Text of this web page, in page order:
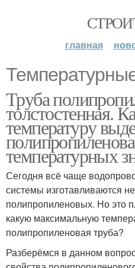
главная
Труба
толстостенная.
температуру
температурных
Сегодня всё чаще
системы изготавливаются
полипропиленовых. Но это
какую максимальную
полипропиленовая труба?
Разберёмся в данном